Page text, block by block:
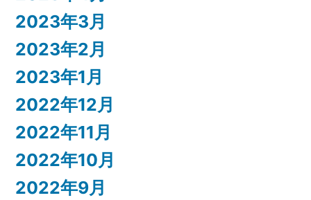
2023年3月
2023年2月
2023年1月
2022年12月
2022年11月
2022年10月
2022年9月